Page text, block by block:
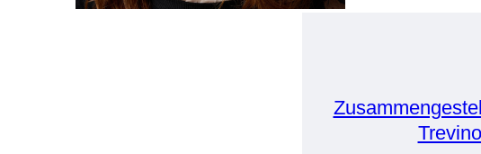
Trevino